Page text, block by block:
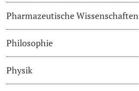
Pharmazeutische Wissenschaften
Philosophie
Physik